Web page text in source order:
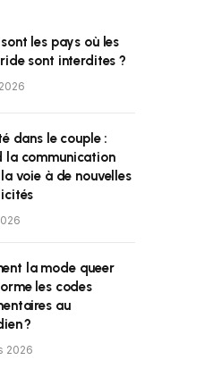
les pays où les
sont interdites ?
dans le couple :
la communication
voie à de nouvelles
la mode queer
les codes
au
?
2026